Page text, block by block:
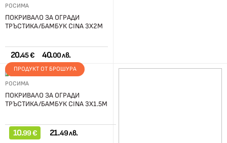
РОСИМА
ПОКРИВАЛО ЗА ОГРАДИ
ТРЪСТИКА/БАМБУК CINA 3X2М
20.45 € 40.00 лв.
ПРОДУКТ ОТ БРОШУРА
РОСИМА
ПОКРИВАЛО ЗА ОГРАДИ
ТРЪСТИКА/БАМБУК CINA 3X1.5М
10.99 € 21.49 лв.